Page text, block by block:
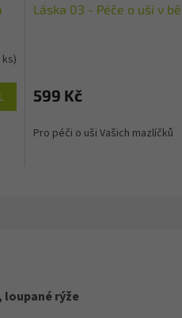
ks)
Láska 03 - Péče o uši v
599 Kč
Pro péči o uši Vašich mazlíčků
loupané rýže